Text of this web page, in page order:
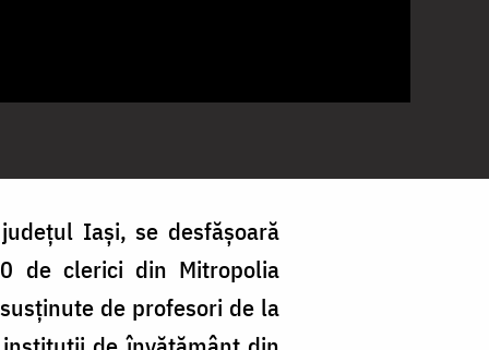
Iași, se desfășoară
de clerici din Mitropolia
de profesori de la